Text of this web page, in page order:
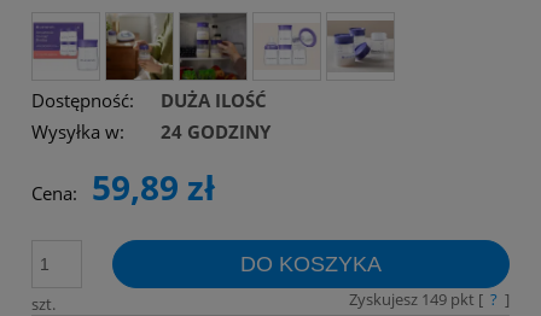
Dostępność:
DUŻA ILOŚĆ
Wysyłka w:
24 GODZINY
Cena: 59,89 zł
szt.
DO KOSZYKA
Zyskujesz 149pkt [ ? ]